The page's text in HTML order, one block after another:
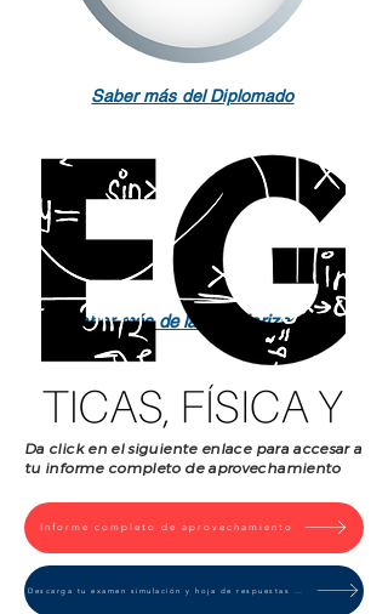
Saber más del Diplomado
Saber más de la Regularización
Da click en el siguiente enlace para accesar a
tu informe completo de aprovechamiento
Informe completo de aprovechamiento